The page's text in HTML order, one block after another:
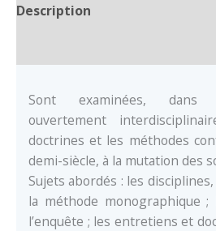
Description
Sont examinées, dans
ouvertement
doctrines et les méthodes
demi-siècle, à la mutation des
Sujets abordés : les
la méthode monographique ;
l’enquête ; les entretiens et